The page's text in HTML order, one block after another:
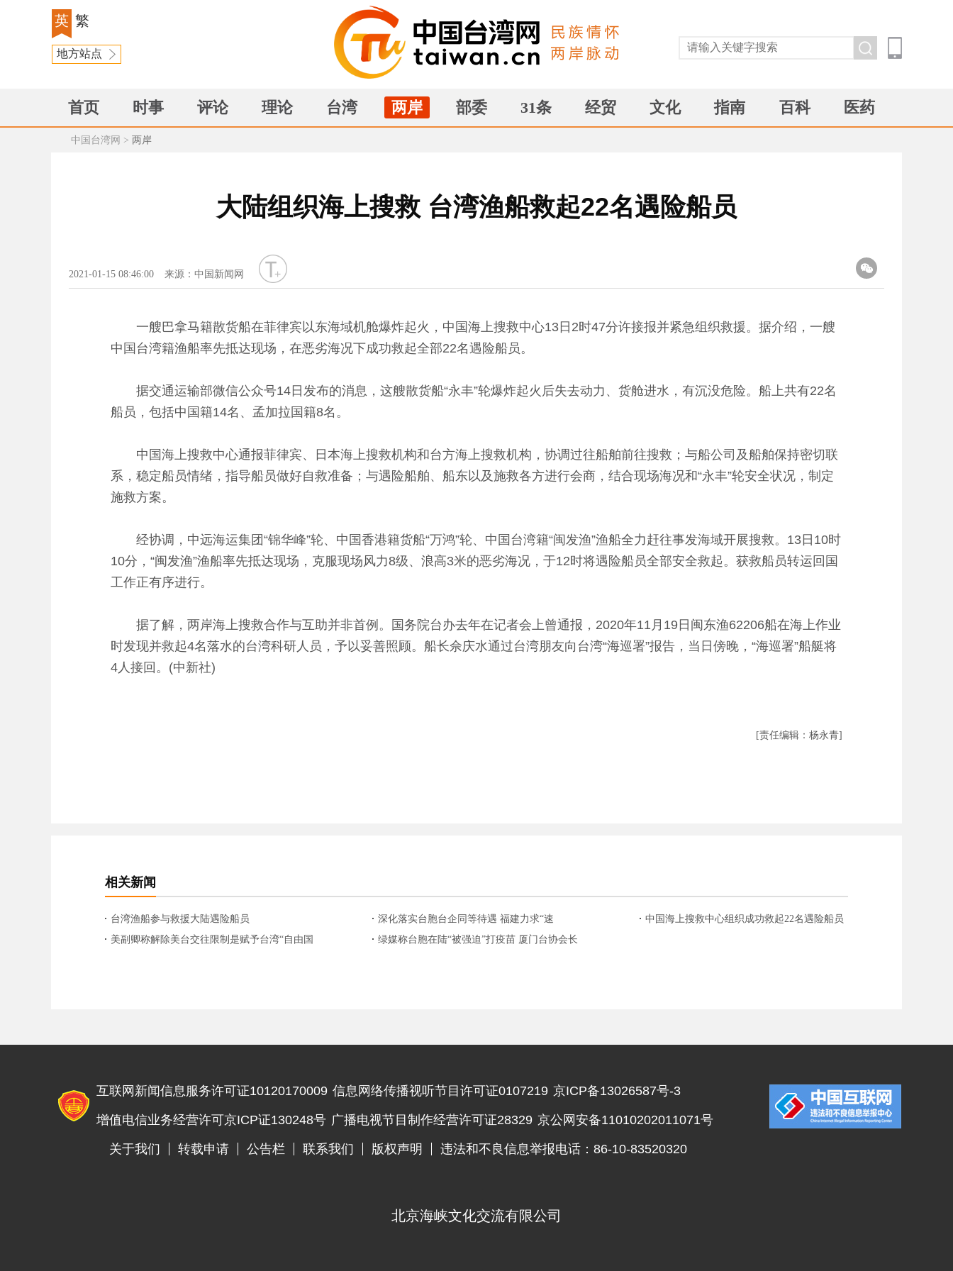
英 繁
地方站点
首页 时事 评论 理论 台湾 两岸 部委 31条 经贸 文化 指南 百科 医药
中国台湾网 > 两岸
大陆组织海上搜救 台湾渔船救起22名遇险船员
2021-01-15 08:46:00 来源：中国新闻网
字号
一艘巴拿马籍散货船在菲律宾以东海域机舱爆炸起火，中国海上搜救中心13日2时47分许接报并紧急组织救援。据介绍，一艘
中国台湾籍渔船率先抵达现场，在恶劣海况下成功救起全部22名遇险船员。
据交通运输部微信公众号14日发布的消息，这艘散货船“永丰”轮爆炸起火后失去动力、货舱进水，有沉没危险。船上共有22名
船员，包括中国籍14名、孟加拉国籍8名。
中国海上搜救中心通报菲律宾、日本海上搜救机构和台方海上搜救机构，协调过往船舶前往搜救；与船公司及船舶保持密切联
系，稳定船员情绪，指导船员做好自救准备；与遇险船舶、船东以及施救各方进行会商，结合现场海况和“永丰”轮安全状况，制定
施救方案。
经协调，中远海运集团“锦华峰”轮、中国香港籍货船“万鸿”轮、中国台湾籍“闽发渔”渔船全力赶往事发海域开展搜救。13日10时
10分，“闽发渔”渔船率先抵达现场，克服现场风力8级、浪高3米的恶劣海况，于12时将遇险船员全部安全救起。获救船员转运回国
工作正有序进行。
据了解，两岸海上搜救合作与互助并非首例。国务院台办去年在记者会上曾通报，2020年11月19日闽东渔62206船在海上作业
时发现并救起4名落水的台湾科研人员，予以妥善照顾。船长佘庆水通过台湾朋友向台湾“海巡署”报告，当日傍晚，“海巡署”船艇将
4人接回。(中新社)
[责任编辑：杨永青]
相关新闻
台湾渔船参与救援大陆遇险船员
深化落实台胞台企同等待遇 福建力求“速
度”和“精度”
中国海上搜救中心组织成功救起22名遇险船员
美副卿称解除美台交往限制是赋予台湾“自由国
绿媒称台胞在陆“被强迫”打疫苗 厦门台协会长
互联网新闻信息服务许可证10120170009 信息网络传播视听节目许可证0107219 京ICP备13026587号-3
增值电信业务经营许可京ICP证130248号 广播电视节目制作经营许可证28329 京公网安备11010202011071号
关于我们 转载申请 公告栏 联系我们 版权声明 违法和不良信息举报电话：86-10-83520320
违法和不良信息举报电话
北京海峡文化交流有限公司